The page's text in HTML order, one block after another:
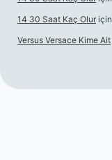
14 30 Saat Kaç Olur için
Versus Versace Kime Ait